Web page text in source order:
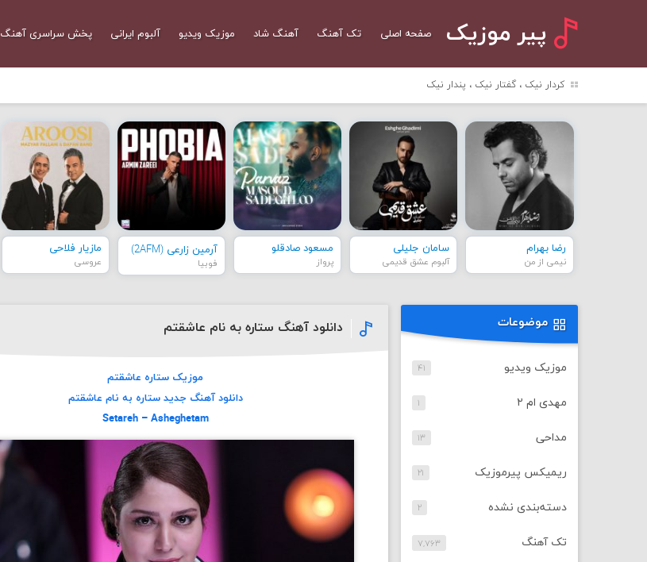
پیر موزیک صفحه اصلی تک آهنگ آهنگ شاد موزیک ویدیو آلبوم ایرانی پخش سراسری آهنگ
کردار نیک ، گفتار نیک ، پندار نیک
رضا بهرام
نیمی از من
سامان جلیلی
آلبوم عشق قدیمی
مسعود صادقلو
پرواز
آرمین زارعی (2AFM)
فوبیا
مازیار فلاحی
عروسی
دانلود آهنگ ستاره به نام عاشقتم
موزیک ستاره عاشقتم
دانلود آهنگ جدید ستاره به نام عاشقتم
Setareh – Asheghetam
موضوعات
موزیک ویدیو ۴۱
مهدی ام ۲ ۱
مداحی ۱۳
ریمیکس پیرموزیک ۲۱
دسته‌بندی نشده ۲
تک آهنگ ۷,۷۶۳